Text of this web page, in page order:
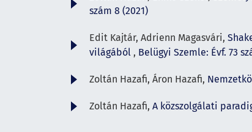
szám 8 (2021)
Edit Kajtár, Adrienn Magasvári,
világából , Belügyi Szemle: Évf. 73
Zoltán Hazafi, Áron Hazafi,
Zoltán Hazafi, A közszolgálati